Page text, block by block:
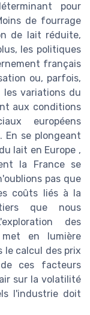
pour
de fourrage
de lait réduite,
les politiques
français
ou, parfois,
variations du
aux conditions
européens
En se plongeant
lait en Europe ,
la France se
pas que
coûts liés à la
que nous
des
en lumière
calcul des prix
ces facteurs
sur la volatilité
l'industrie doit